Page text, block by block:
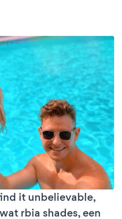
it unbelievable,
rbia shades, een